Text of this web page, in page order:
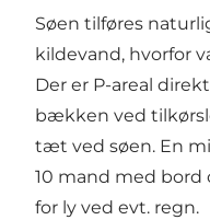
Søen tilføres
kildevand, hvorfor
Der er P-areal
bækken ved
tæt ved søen. En
10 mand med
for ly ved evt. regn.